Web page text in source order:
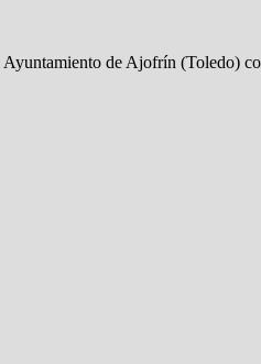
Ayuntamiento de Ajofrín (Toledo)